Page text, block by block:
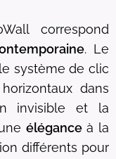
correspond
. Le
système de clic
dans
invisible et la
éléganceà la
différents pour